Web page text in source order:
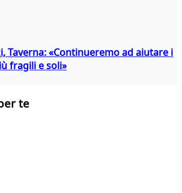
Taverna: «Continueremo ad aiutare i
fragili e soli»
te